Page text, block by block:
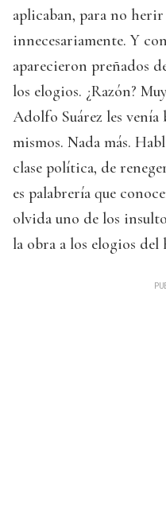
aplicaban, para no
innecesariamente. Y
aparecieron preñados
los elogios. ¿Razón?
Adolfo Suárez les venía
mismos. Nada más.
clase política, de
es palabrería que
olvida uno de los
la obra a los elogios